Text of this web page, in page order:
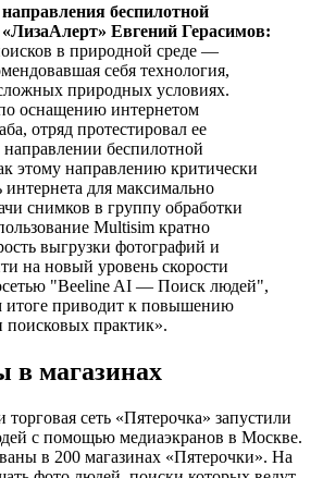
беспилотной
Евгений Герасимов:
в природной среде —
себя технология,
природных условиях.
оснащению интернетом
отряд протестировал ее
беспилотной
этому направлению критически
интернета для максимально
снимков в группу обработки
Multisim кратно
выгрузки фотографий и
на новый уровень скорости
"Beeline AI — Поиск людей",
итоге приводит к повышению
поисковых практик».
в магазинах
сеть «Пятерочка» запустили
с помощью медиаэкранов в Москве.
в 200 магазинах «Пятерочки». На